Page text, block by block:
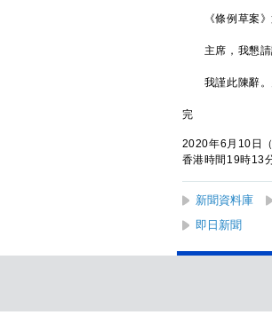
《條例草案》第
主席，我懇請
我謹此陳辭。
完
2020年6月10日（
香港時間19時13
新聞資料庫
即日新聞